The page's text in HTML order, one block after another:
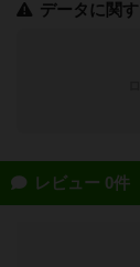
データに関
レビュー 0件